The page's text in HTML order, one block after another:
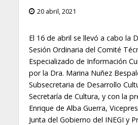
20 abril, 2021
El 16 de abril se llevó a cabo la
Sesión Ordinaria del Comité
Especializado de Información
por la Dra. Marina Nuñez
Subsecretaria de Desarrollo
Secretaría de Cultura, y con la
Enrique de Alba Guerra,
Junta del Gobierno del INEGI y